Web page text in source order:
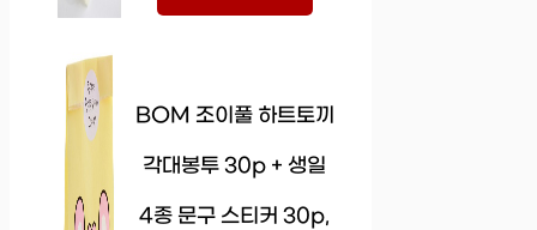
BOM 조이풀 하트토끼
각대봉투 30p + 생일
4종 문구 스티커 30p,